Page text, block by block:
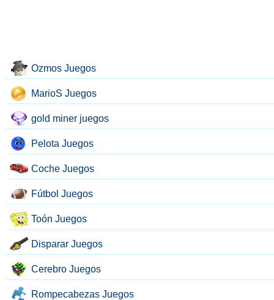
Ozmos Juegos
MarioS Juegos
gold miner juegos
Pelota Juegos
Coche Juegos
Fútbol Juegos
Toón Juegos
Disparar Juegos
Cerebro Juegos
Rompecabezas Juegos